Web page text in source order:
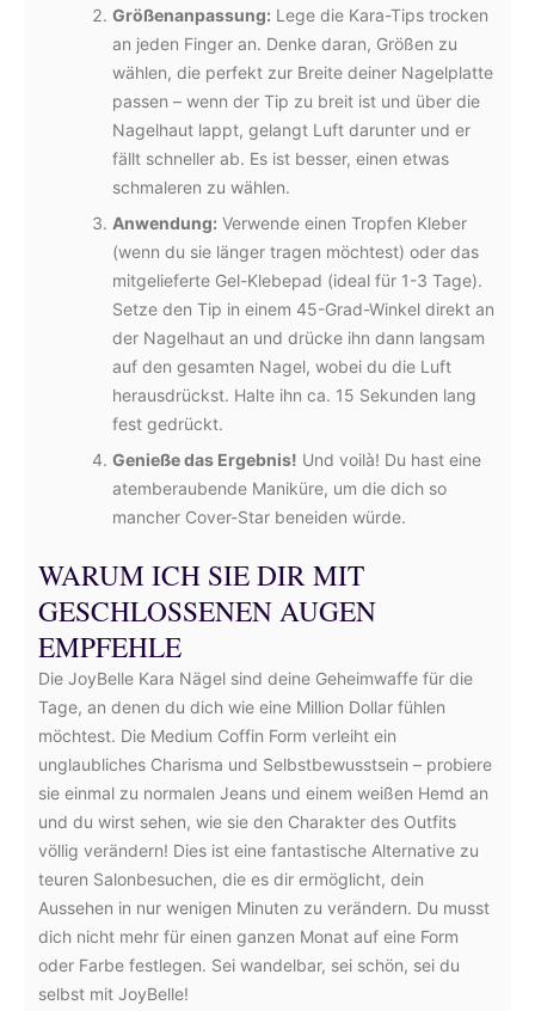
Größenanpassung: Lege die Kara-Tips trocken
an jeden Finger an. Denke daran, Größen zu
wählen, die perfekt zur Breite deiner Nagelplatte
passen – wenn der Tip zu breit ist und über die
Nagelhaut lappt, gelangt Luft darunter und er
fällt schneller ab. Es ist besser, einen etwas
schmaleren zu wählen.
Anwendung: Verwende einen Tropfen Kleber
(wenn du sie länger tragen möchtest) oder das
mitgelieferte Gel-Klebepad (ideal für 1-3 Tage).
Setze den Tip in einem 45-Grad-Winkel direkt an
der Nagelhaut an und drücke ihn dann langsam
auf den gesamten Nagel, wobei du die Luft
herausdrückst. Halte ihn ca. 15 Sekunden lang
fest gedrückt.
Genieße das Ergebnis! Und voilà! Du hast eine
atemberaubende Maniküre, um die dich so
mancher Cover-Star beneiden würde.
WARUM ICH SIE DIR MIT
GESCHLOSSENEN AUGEN
EMPFEHLE
Die JoyBelle Kara Nägel sind deine Geheimwaffe für die
Tage, an denen du dich wie eine Million Dollar fühlen
möchtest. Die Medium Coffin Form verleiht ein
unglaubliches Charisma und Selbstbewusstsein – probiere
sie einmal zu normalen Jeans und einem weißen Hemd an
und du wirst sehen, wie sie den Charakter des Outfits
völlig verändern! Dies ist eine fantastische Alternative zu
teuren Salonbesuchen, die es dir ermöglicht, dein
Aussehen in nur wenigen Minuten zu verändern. Du musst
dich nicht mehr für einen ganzen Monat auf eine Form
oder Farbe festlegen. Sei wandelbar, sei schön, sei du
selbst mit JoyBelle!